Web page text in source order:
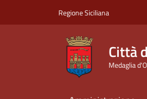
Regione Siciliana
Città
Medaglia